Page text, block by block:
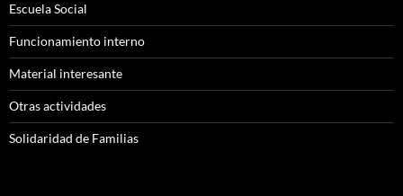
Escuela Social
Funcionamiento interno
Material interesante
Otras actividades
Solidaridad de Familias